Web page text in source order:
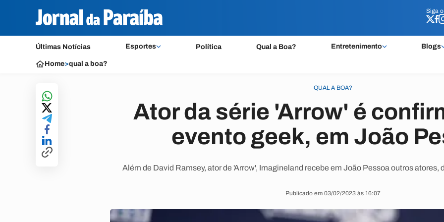
Siga o
Últimas Notícias Esportes Política Qual a Boa? Entretenimento Blogs
Siga o
Home>qual a boa?
QUAL A BOA?
Ator da série 'Arrow' é
evento geek, em João
Além de David Ramsey, ator de 'Arrow', Imagineland recebe em João Pessoa outros atores,
Publicado em 03/02/2023 às 16:07